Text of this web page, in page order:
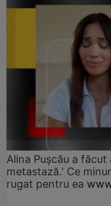
Alina Pușcău a
metastază.' Ce
rugat pentru ea